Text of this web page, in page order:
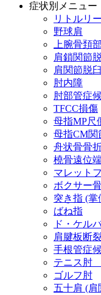
症状別メニュー
リトルリ
野球肩
上腕骨頚
肩鎖関節
肩関節脱臼
肘内障
肘部管症
TFCC損傷
母指MP尺
母指CM関
舟状骨骨
橈骨遠位
マレット
ボクサー
突き指 (掌
ばね指
ド・ケル
肩腱板断
手根管症
テニス肘
ゴルフ肘
五十肩 (